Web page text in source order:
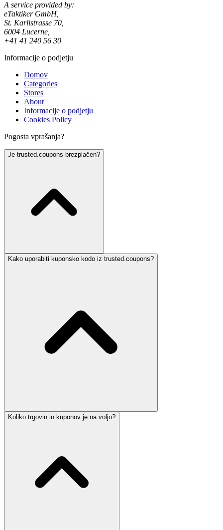
A service provided by:
eTaktiker GmbH,
St. Karlistrasse 70,
6004 Lucerne,
+41 41 240 56 30
Informacije o podjetju
Domov
Categories
Stores
About
Informacije o podjetju
Cookies Policy
Pogosta vprašanja?
Je trusted.coupons brezplačen?
Kako uporabiti kuponsko kodo iz trusted.coupons?
Koliko trgovin in kuponov je na voljo?